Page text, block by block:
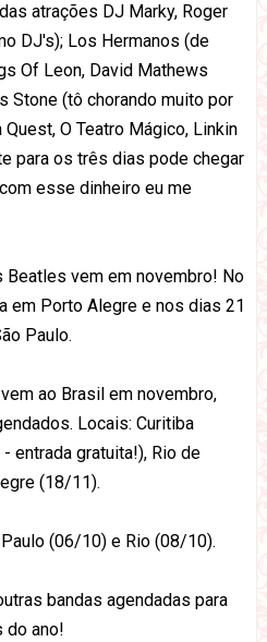
atrações DJ Marky, Roger
DJ's); Los Hermanos (de
Of Leon, David Mathews
Stone (tô chorando muito por
O Teatro Mágico, Linkin
para os três dias pode chegar
esse dinheiro eu me
Beatles vem em novembro! No
em Porto Alegre e nos dias 21
Paulo.
ao Brasil em novembro,
Locais: Curitiba
entrada gratuita!), Rio de
(18/11).
(06/10) e Rio (08/10).
bandas agendadas para
ano!